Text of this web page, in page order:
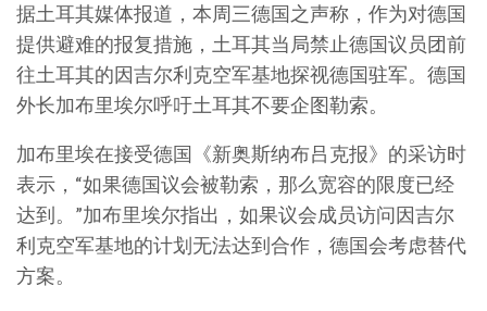
据土耳其媒体报道，本周三德国之声称，作为对德国
提供避难的报复措施，土耳其当局禁止德国议员团前
往土耳其的因吉尔利克空军基地探视德国驻军。德国
外长加布里埃尔呼吁土耳其不要企图勒索。
加布里埃在接受德国《新奥斯纳布吕克报》的采访时
表示，“如果德国议会被勒索，那么宽容的限度已经
达到。”加布里埃尔指出，如果议会成员访问因吉尔
利克空军基地的计划无法达到合作，德国会考虑替代
方案。